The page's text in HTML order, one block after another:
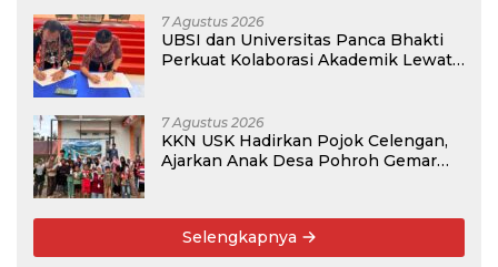
7 Agustus 2026
UBSI dan Universitas Panca Bhakti
Perkuat Kolaborasi Akademik Lewat
7 Agustus 2026
KKN USK Hadirkan Pojok Celengan,
Ajarkan Anak Desa Pohroh Gemar
Selengkapnya